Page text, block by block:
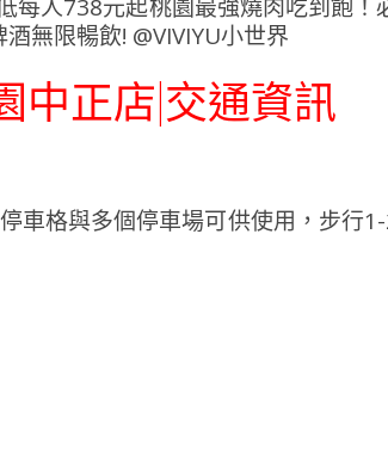
中正店|交通資訊
車格與多個停車場可供使用，步行